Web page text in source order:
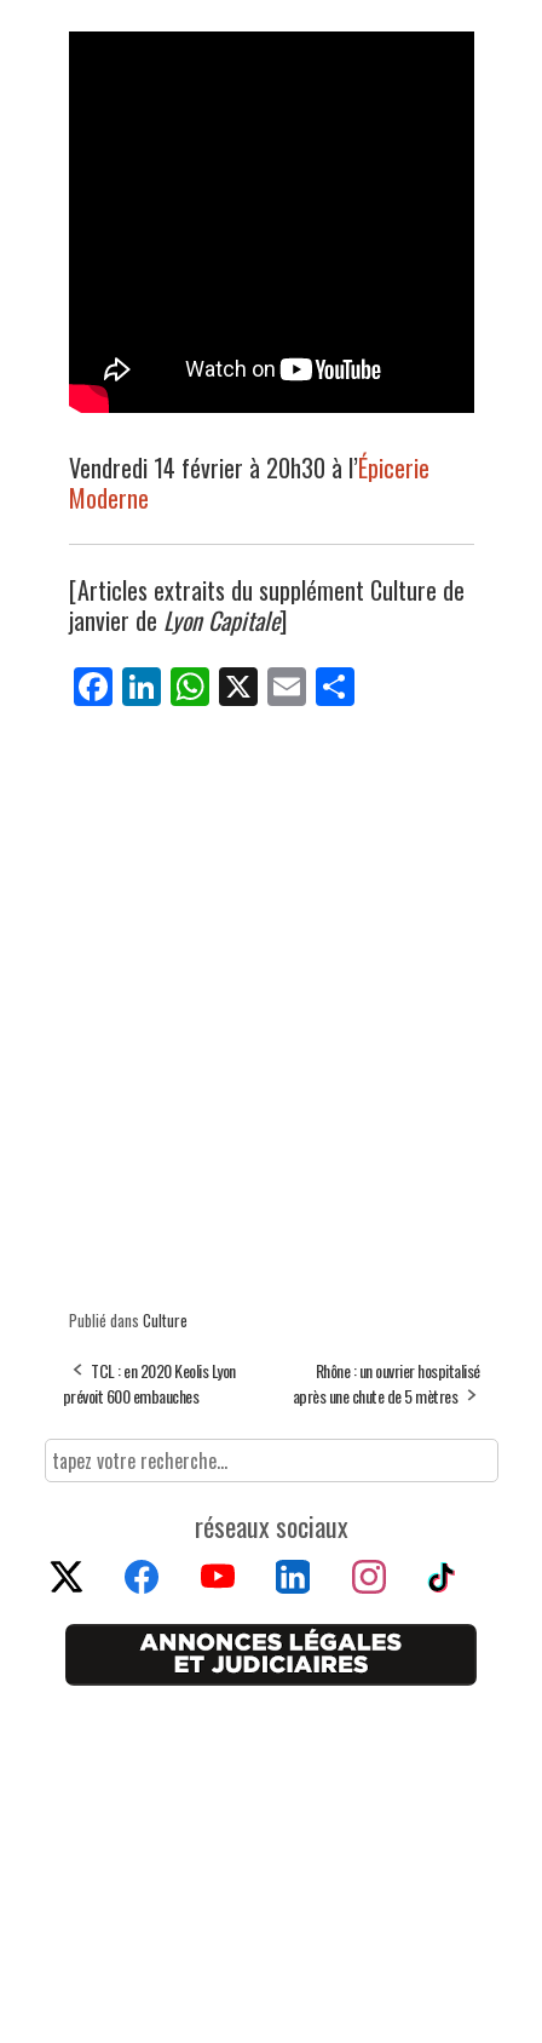
Vendredi 14 février à 20h30 à l’Épicerie
Moderne
[Articles extraits du supplément Culture de
janvier de Lyon Capitale]
Fa
ce
Li
nk
W
ha
X E
m
Pa
rt
Publié dans Culture
TCL : en 2020 Keolis Lyon
prévoit 600 embauches
Rhône : un ouvrier hospitalisé
après une chute de 5 mètres
réseaux sociaux